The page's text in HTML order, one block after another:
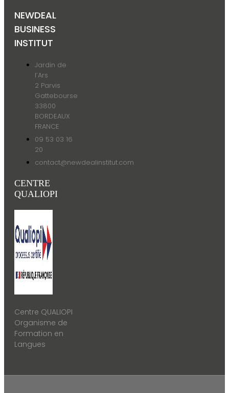
NEWDEAL
BUSINESS
INSTITUT
Jardin de
l’Ars
2 Parvis
Gattebourse
33800
BORDEAUX
FRANCE
09 53 03 16
20
contact@newdealinstitut.com
CENTRE
QUALIOPI
Centre QUALIOPI
Organisme de
Formation en
Langues